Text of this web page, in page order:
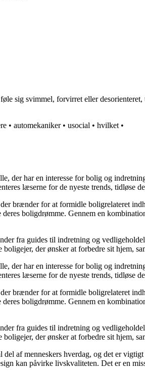
sig svimmel, forvirret eller
• automekaniker• usocial • hvilket •
der har en interesse for bolig og
læserne for de nyeste trends, tidløse
brænder for at formidle boligrelateret
boligdrømme. Gennem en
fra guides til indretning og
boligejer, der ønsker at forbedre sit hjem,
der har en interesse for bolig og
læserne for de nyeste trends, tidløse
brænder for at formidle boligrelateret
boligdrømme. Gennem en
fra guides til indretning og
boligejer, der ønsker at forbedre sit hjem,
af menneskers hverdag, og det er
kan påvirke livskvaliteten. Det er en